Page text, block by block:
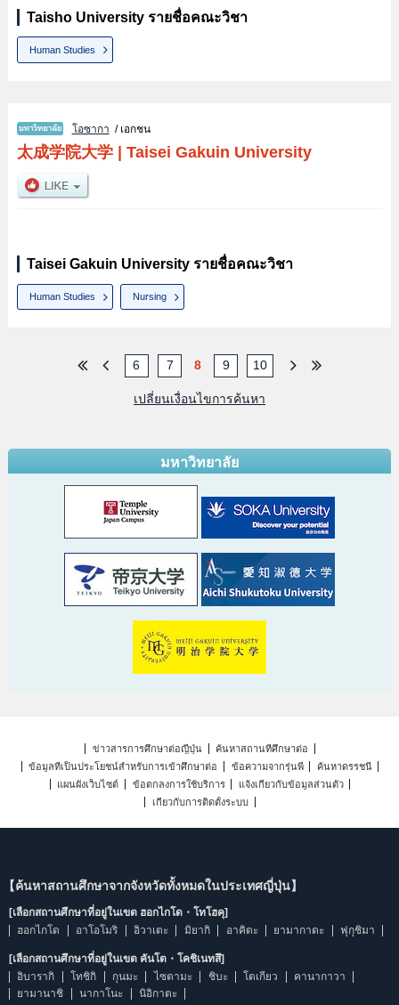
Taisho University รายชื่อคณะวิชา
Human Studies
โอซากา / เอกชน
太成学院大学| Taisei Gakuin University
Taisei Gakuin University รายชื่อคณะวิชา
Human Studies Nursing
6 7 8 9 10
เปลี่ยนเงื่อนไขการค้นหา
มหาวิทยาลัย
ข่าวสารการศึกษาต่อญี่ปุ่น
ค้นหาสถานที่ศึกษาต่อ
ข้อมูลที่เป็นประโยชน์สำหรับการเข้าศึกษาต่อ
ข้อความจากรุ่นพี่
ค้นหาดรรชนี
แผนผังเว็บไซต์
ข้อตกลงการใช้บริการ
แจ้งเกี่ยวกับข้อมูลส่วนตัว
เกี่ยวกับการติดตั้งระบบ
【ค้นหาสถานศึกษาจากจังหวัดทั้งหมดในประเทศญี่ปุ่น】
[เลือกสถานศึกษาที่อยู่ในเขต ฮอกไกโด・โทโฮคุ]
ฮอกไกโด
อาโอโมริ อิวาเตะ มิยากิ อาคิตะ ยามากาตะ ฟุกุชิมา
[เลือกสถานศึกษาที่อยู่ในเขต คันโต・โคชิเนทสึ]
อิบารากิ
โทชิกิ กุนมะ ไซตามะ ชิบะ โตเกียว
คานากาวา
ยามานาชิ
นากาโนะ นิอิกาตะ